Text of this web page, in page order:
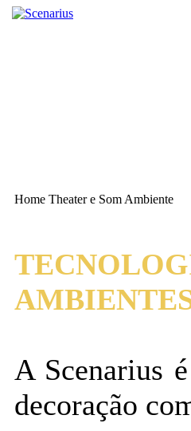
Home Theater e Som Ambiente
A Scenarius
decoração